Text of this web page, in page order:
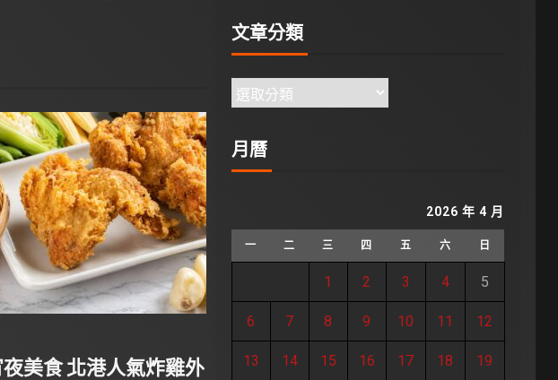
美食 北港人氣炸雞外
文章分類
月曆
2026 年 4 月
一 二 三 四 五 六 日
1 2 3 4 5
6 7 8 9 10 11 12
13 14 15 16 17 18 19